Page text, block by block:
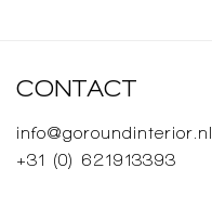
CONTACT
info@goroundinterior.nl
+31 (0) 621913393